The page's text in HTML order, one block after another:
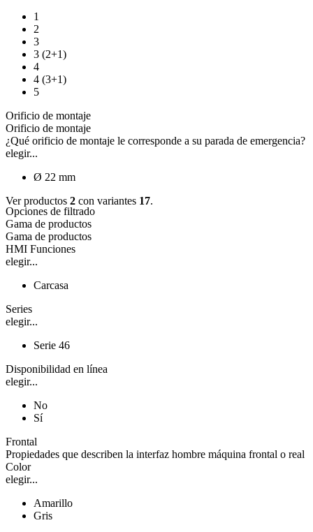
1
2
3
3 (2+1)
4
4 (3+1)
5
Orificio de montaje
Orificio de montaje
¿Qué orificio de montaje le corresponde a su parada de emergencia?
elegir...
Ø 22 mm
Ver productos 2 con variantes 17.
Opciones de filtrado
Gama de productos
Gama de productos
HMI Funciones
elegir...
Carcasa
Series
elegir...
Serie 46
Disponibilidad en línea
elegir...
No
Sí
Frontal
Propiedades que describen la interfaz hombre máquina frontal o real
Color
elegir...
Amarillo
Gris